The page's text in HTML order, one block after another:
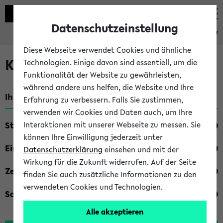
eKVV
Kombisuche im eKVV
Ihre Suchkriterien:
Studienfach
Einrichtung
Zeiten
Sonstiges
Datenschutzeinstellung
Diese Webseite verwendet Cookies und ähnliche
Technologien. Einige davon sind essentiell, um die
Funktionalität der Website zu gewährleisten,
während andere uns helfen, die Website und Ihre
Erfahrung zu verbessern. Falls Sie zustimmen,
verwenden wir Cookies und Daten auch, um Ihre
Interaktionen mit unserer Webseite zu messen. Sie
können Ihre Einwilligung jederzeit unter
Datenschutzerklärung einsehen und mit der
Wirkung für die Zukunft widerrufen. Auf der Seite
finden Sie auch zusätzliche Informationen zu den
verwendeten Cookies und Technologien.
Alle akzeptieren